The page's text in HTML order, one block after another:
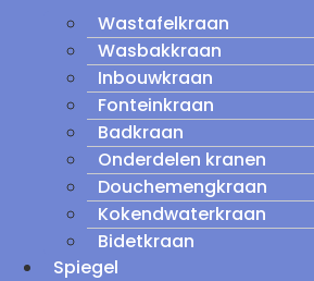
Wastafelkraan
Wasbakkraan
Inbouwkraan
Fonteinkraan
Badkraan
Onderdelen kranen
Douchemengkraan
Kokendwaterkraan
Bidetkraan
Spiegel